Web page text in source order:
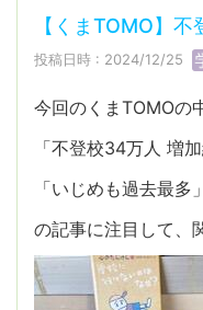
【くまTOMO】
投稿日時 : 2024/12/25
今回のくまTOMOの
「不登校34万人 増加
「いじめも過去最多」
の記事に注目して、